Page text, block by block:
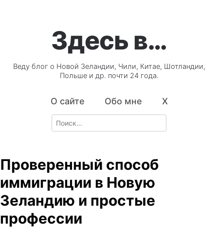
Здесь в…
Веду блог о Новой Зеландии, Чили, Китае, Шотландии,
Польше и др. почти 24 года.
О сайте Обо мне X
Search
for:
Проверенный способ
иммиграции в Новую
Зеландию и простые
профессии